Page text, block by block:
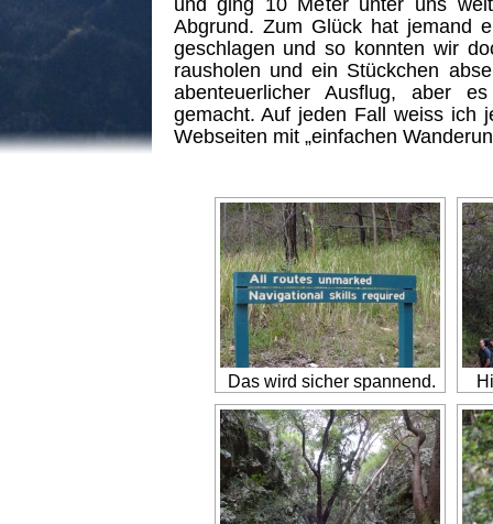
und ging 10 Meter unter uns
Abgrund. Zum Glück hat jemand
geschlagen und so konnten wir
rausholen und ein Stückchen
abenteuerlicher Ausflug, aber
gemacht. Auf jeden Fall weiss ich
Webseiten mit „einfachen
Das wird sicher spannend.